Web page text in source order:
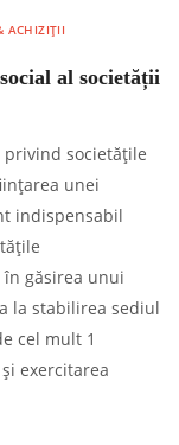
ACHIZIȚII
al societății
privind societățile
unei
indispensabil
găsirea unui
la stabilirea sediul
cel mult 1
exercitarea